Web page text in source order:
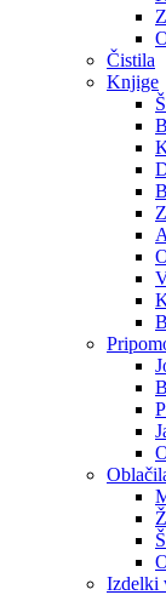
Čistila
Knjige
Izdelki